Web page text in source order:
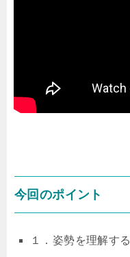
今回のポイント
１．姿勢を理解する